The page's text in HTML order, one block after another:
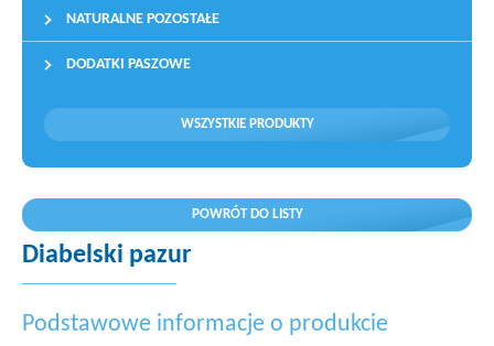
NATURALNE POZOSTAŁE
DODATKI PASZOWE
WSZYSTKIE PRODUKTY
POWRÓT DO LISTY
Diabelski pazur
Podstawowe informacje o produkcie